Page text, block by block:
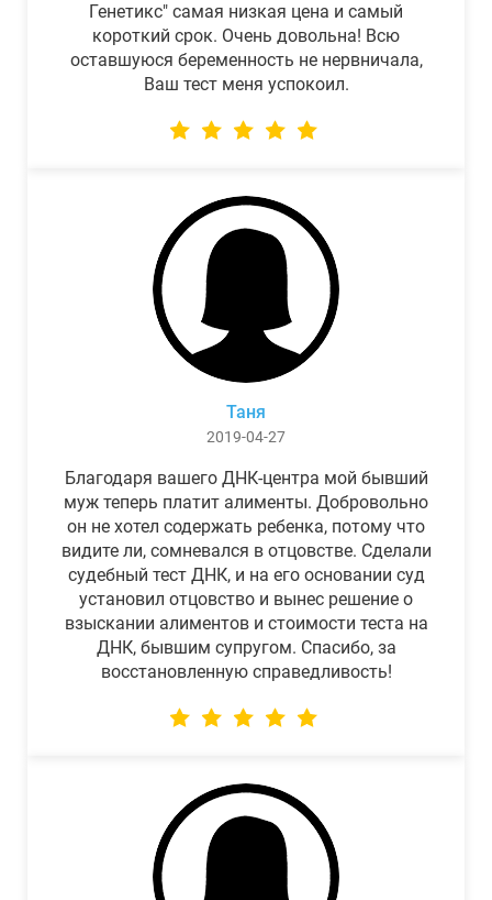
Генетикс" самая низкая цена и самый
короткий срок. Очень довольна! Всю
оставшуюся беременность не нервничала,
Ваш тест меня успокоил.
Таня
2019-04-27
Благодаря вашего ДНК-центра мой бывший
муж теперь платит алименты. Добровольно
он не хотел содержать ребенка, потому что
видите ли, сомневался в отцовстве. Сделали
судебный тест ДНК, и на его основании суд
установил отцовство и вынес решение о
взыскании алиментов и стоимости теста на
ДНК, бывшим супругом. Спасибо, за
восстановленную справедливость!